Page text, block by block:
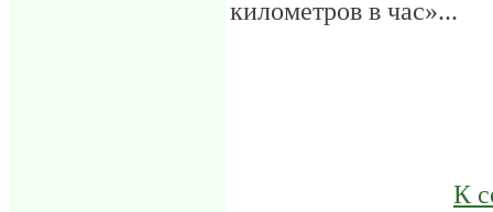
километров в час»...
К